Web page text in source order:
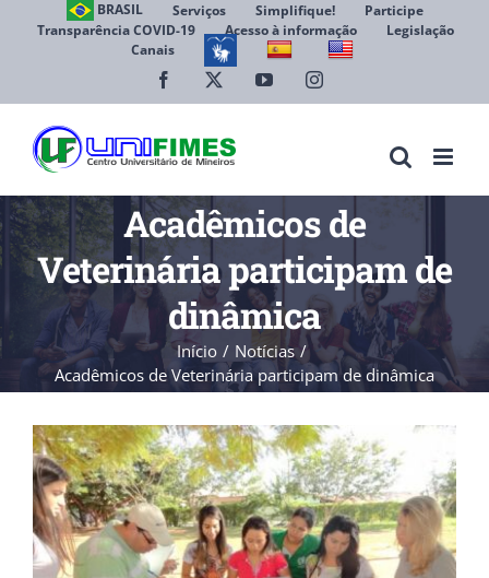
BRASIL Serviços Simplifique!
Participe
Transparência COVID-19
Acesso à informação
Legislação
Canais
Facebook YouTubeInstagram
Acadêmicos de
Veterinária participam de
dinâmica
Início
Notícias
Acadêmicos de Veterinária participam de dinâmica
View
Larger
Image